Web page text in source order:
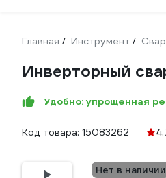
Главная / Инструмент /
Инверторный
Удобно: упрощенная
Код товара: 15083262
Нет в наличии